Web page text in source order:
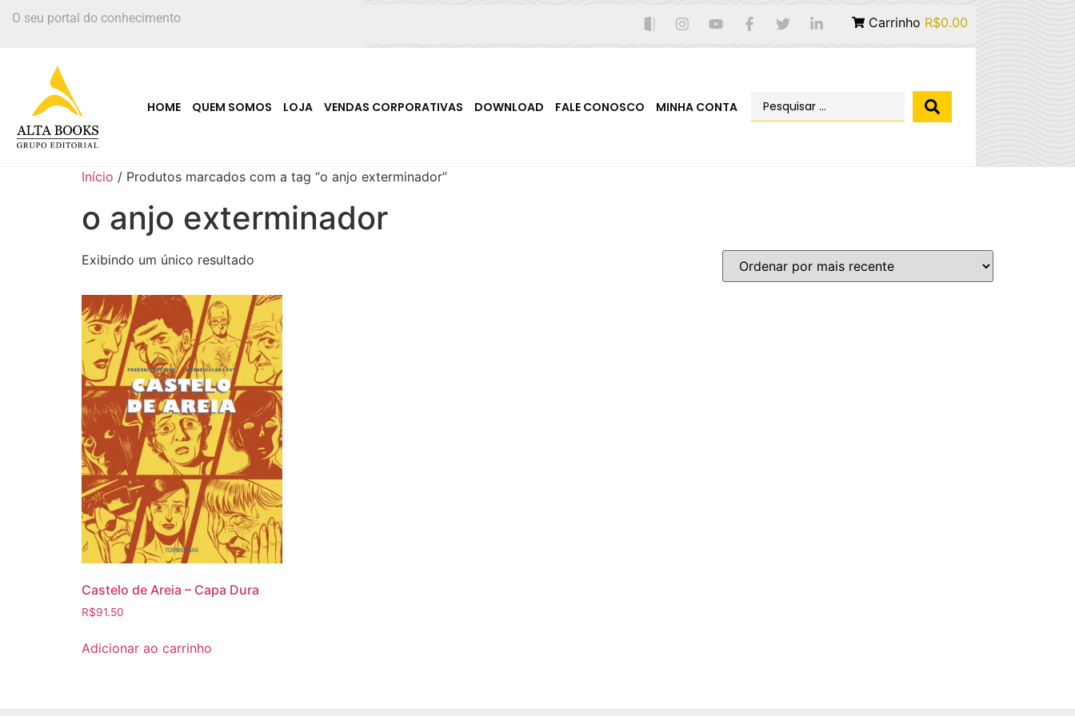
O seu portal do conhecimento Carrinho R$0.00
HOME QUEM SOMOS LOJA VENDAS CORPORATIVAS DOWNLOAD FALE CONOSCO MINHA CONTA
Início / Produtos marcados com a tag “o anjo exterminador”
o anjo exterminador
Exibindo um único resultado
Castelo de Areia – Capa Dura
R$91.50
Adicionar ao carrinho